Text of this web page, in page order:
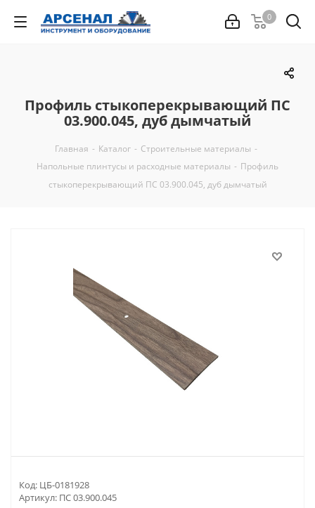
0
Профиль стыкоперекрывающий ПС
03.900.045, дуб дымчатый
Главная - Каталог - Строительные материалы -
Напольные плинтусы и расходные материалы - Профиль
стыкоперекрывающий ПС 03.900.045, дуб дымчатый
Код: ЦБ-0181928
Артикул: ПС 03.900.045